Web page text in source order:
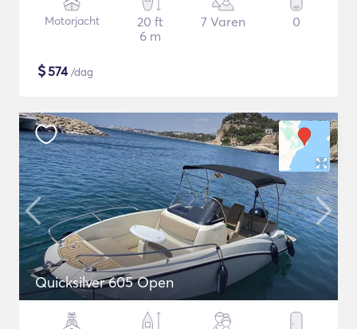
Motorjacht
20 ft
6 m
7 Varen 0
$574/dag
Quicksilver 605 Open